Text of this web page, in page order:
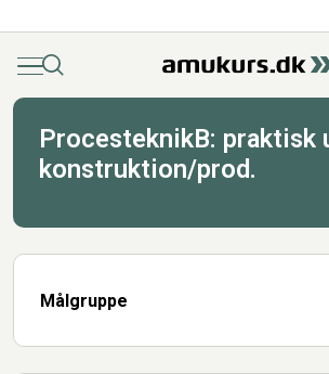
MenuSøg
ProcesteknikB: praktisk
konstruktion/prod.
Målgruppe